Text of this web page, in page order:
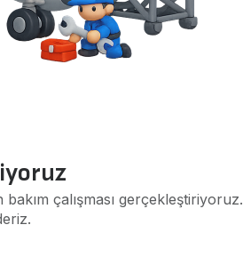
çalışması gerçekleştiriyoruz.